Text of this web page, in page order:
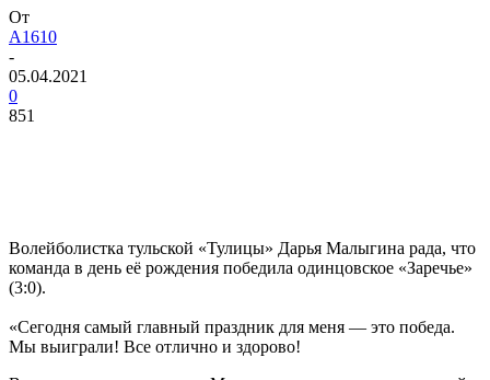
От
A1610
-
05.04.2021
0
851
Волейболистка тульской «Тулицы» Дарья Малыгина рада, что
команда в день её рождения победила одинцовское «Заречье»
(3:0).
«Сегодня самый главный праздник для меня — это победа.
Мы выиграли! Все отлично и здорово!